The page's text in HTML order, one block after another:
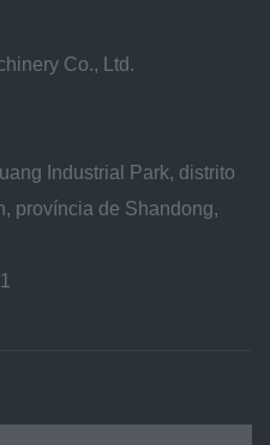
Co., Ltd.
Industrial Park, distrito
província de Shandong,